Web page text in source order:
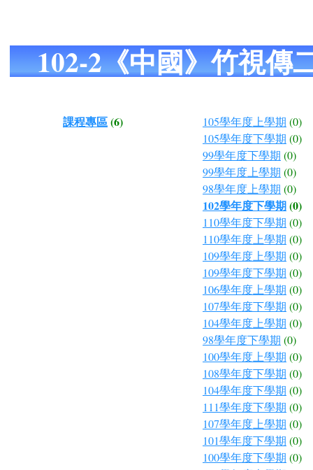
102-2《中國》竹視傳
課程專區(6) 105學年度上學期 (0)
105學年度下學期 (0)
99學年度下學期 (0)
99學年度上學期 (0)
98學年度上學期 (0)
102學年度下學期(0)
110學年度下學期 (0)
110學年度上學期 (0)
109學年度上學期 (0)
109學年度下學期 (0)
106學年度上學期 (0)
107學年度下學期 (0)
104學年度上學期 (0)
98學年度下學期 (0)
100學年度上學期 (0)
108學年度下學期 (0)
104學年度下學期 (0)
111學年度下學期 (0)
107學年度上學期 (0)
101學年度下學期 (0)
100學年度下學期 (0)